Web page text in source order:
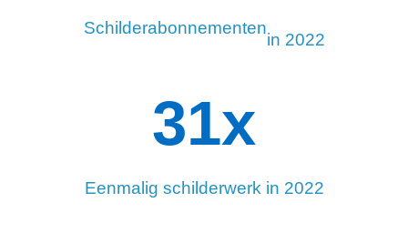
Schilderabonnementen
in 2022
Eenmalig schilderwerk in 2022
34x